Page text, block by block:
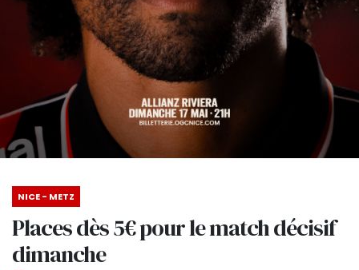
NICE - METZ
Places dès 5€ pour le match décisif
dimanche